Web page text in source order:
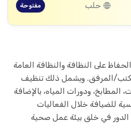
حلب مفتوحة
على النظافة والنظافة العامة
المرفق. ويشمل ذلك تنظيف
المطابخ، ودورات المياه، بالإضافة
للضيافة خلال الفعاليات
الدور في خلق بيئة عمل صحية